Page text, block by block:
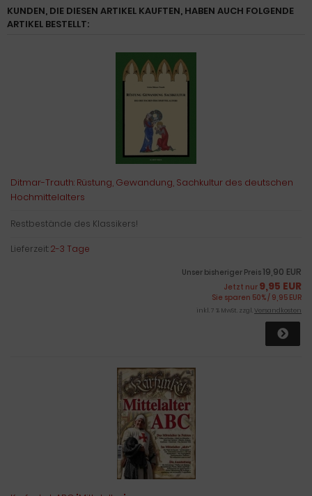
KUNDEN, DIE DIESEN ARTIKEL KAUFTEN, HABEN AUCH FOLGENDE
ARTIKEL BESTELLT:
Ditmar-Trauth: Rüstung, Gewandung, Sachkultur des deutschen
Hochmittelalters
Restbestände des Klassikers!
Lieferzeit:2-3 Tage
Unser bisheriger Preis19,90 EUR
Jetzt nur 9,95 EUR
Sie sparen 50% / 9,95 EUR
inkl. 7 % MwSt. zzgl.Versandkosten